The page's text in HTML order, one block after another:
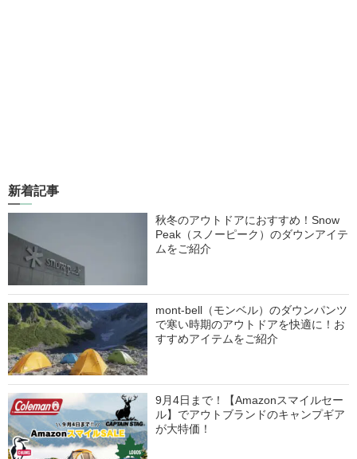
新着記事
秋冬のアウトドアにおすすめ！Snow
Peak（スノーピーク）のダウンアイテ
ムをご紹介
mont-bell（モンベル）のダウンパンツ
で寒い時期のアウトドアを快適に！お
すすめアイテムをご紹介
9月4日まで！【Amazonスマイルセー
ル】でアウトブランドのキャンプギア
が大特価！